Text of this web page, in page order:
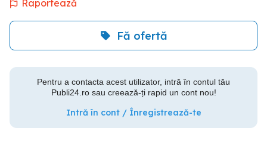
Raportează
Fă ofertă
Pentru a contacta acest utilizator, intră în contul tău
Publi24.ro sau creează-ți rapid un cont nou!
Intră în cont / Înregistrează-te